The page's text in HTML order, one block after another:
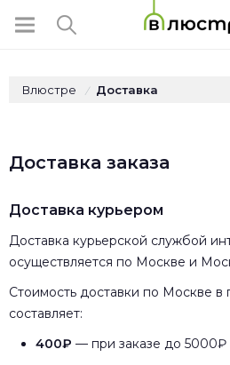
Влюстре / Доставка
Доставка заказа
Доставка курьером
Доставка курьерской службой
осуществляется по Москве и
Стоимость доставки по Москве
составляет:
400₽ — при заказе до 5000₽